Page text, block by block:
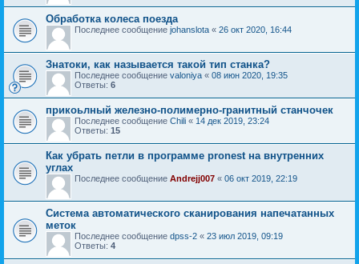
Обработка колеса поезда
Последнее сообщение johanslota « 26 окт 2020, 16:44
Знатоки, как называется такой тип станка?
Последнее сообщение valoniya « 08 июн 2020, 19:35
Ответы: 6
прикоьлный железно-полимерно-гранитный станчочек
Последнее сообщение Chili « 14 дек 2019, 23:24
Ответы: 15
Как убрать петли в программе pronest на внутренних
углах
Последнее сообщение Andrejj007 « 06 окт 2019, 22:19
Система автоматического сканирования напечатанных
меток
Последнее сообщение dpss-2 « 23 июл 2019, 09:19
Ответы: 4